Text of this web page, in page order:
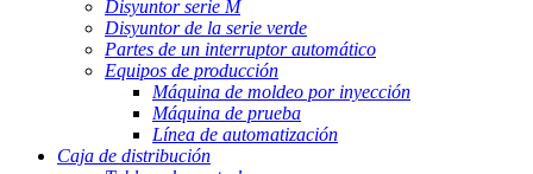
Disyuntor serie M
Disyuntor de la serie verde
Partes de un interruptor automático
Equipos de producción
Máquina de moldeo por inyección
Máquina de prueba
Línea de automatización
Caja de distribución